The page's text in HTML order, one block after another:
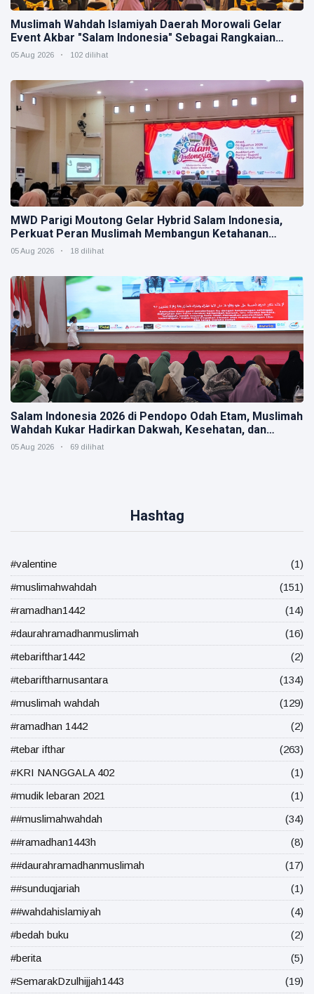
Muslimah Wahdah Islamiyah Daerah Morowali Gelar
Event Akbar "Salam Indonesia" Sebagai Rangkaian
Muktamar V
05 Aug 2026 102 dilihat
MWD Parigi Moutong Gelar Hybrid Salam Indonesia,
Perkuat Peran Muslimah Membangun Ketahanan
Keluarga
05 Aug 2026 18 dilihat
Salam Indonesia 2026 di Pendopo Odah Etam, Muslimah
Wahdah Kukar Hadirkan Dakwah, Kesehatan, dan
Kepedulian Sosial
05 Aug 2026 69 dilihat
Hashtag
#valentine
(1)
#muslimahwahdah
(151)
#ramadhan1442
(14)
#daurahramadhanmuslimah
(16)
#tebarifthar1442
(2)
#tebariftharnusantara
(134)
#muslimah wahdah
(129)
#ramadhan 1442
(2)
#tebar ifthar
(263)
#KRI NANGGALA 402
(1)
#mudik lebaran 2021
(1)
##muslimahwahdah
(34)
##ramadhan1443h
(8)
##daurahramadhanmuslimah
(17)
##sunduqjariah
(1)
##wahdahislamiyah
(4)
#bedah buku
(2)
#berita
(5)
#SemarakDzulhijjah1443
(19)